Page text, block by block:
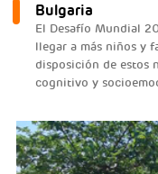
Bulgaria
El Desafío Mundial
llegar a más niños y
disposición de estos
cognitivo y